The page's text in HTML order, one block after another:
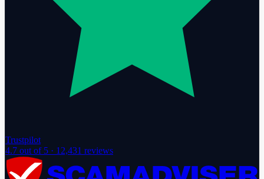
Trustpilot
4.7 out of 5 · 12,431 reviews